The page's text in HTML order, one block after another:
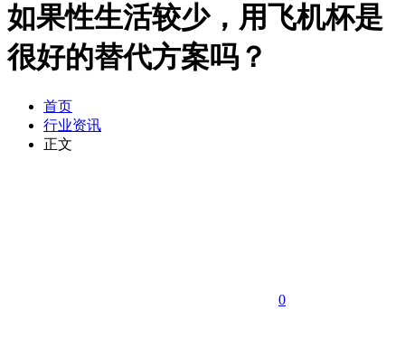
如果性生活较少，用飞机杯是
很好的替代方案吗？
首页
行业资讯
正文
0